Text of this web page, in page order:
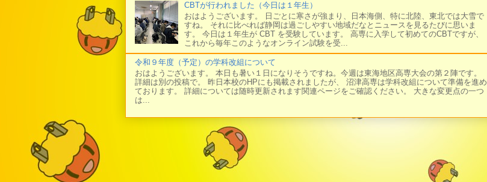
CBTが行われました（今日は１年生）
おはようございます。 日ごとに寒さが強まり、日本海側、特に北陸、東北では大雪で
すね。 それに比べれば静岡は過ごしやすい地域だなとニュースを見るたびに思いま
す。 今日は１年生が CBT を受験しています。 高専に入学して初めてのCBTですが、
これから毎年このようなオンライン試験を受...
令和９年度（予定）の学科改組について
おはようございます。 本日も暑い１日になりそうですね。今週は東海地区高専大会の第２陣です。
詳細は別の投稿で。 昨日本校のHPにも掲載されましたが、 沼津高専は学科改組について準備を進め
ております。 詳細については随時更新されます関連ページをご確認ください。 大きな変更点の一つ
は...